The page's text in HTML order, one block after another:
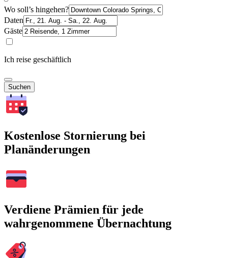
Wo soll’s hingehen?
Daten
Gäste
Ich reise geschäftlich
Suchen
Kostenlose Stornierung bei
Planänderungen
Verdiene Prämien für jede
wahrgenommene Übernachtung